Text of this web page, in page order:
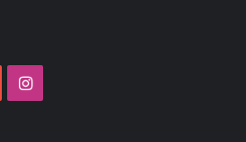
YouTubeInstagram